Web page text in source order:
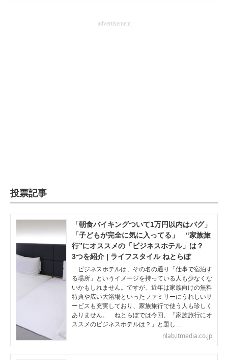
advertisement
投票記事
「朝食バイキングついて1万円以内はバグ」
「子どもが完全に気に入ってる」 “家族旅
行”にオススメの「ビジネスホテル」は？
3つを紹介 | ライフスタイル ねとらぼ
ビジネスホテルは、その名の通り「仕事で宿泊す
る場所」というイメージを持っている人も少なくな
いかもしれません。ですが、近年は家族向けの無料
特典や広い大浴場といったファミリーにうれしいサ
ービスも充実しており、家族旅行で使う人も珍しく
ありません。 ねとらぼでは今回、「家族旅行にオ
ススメのビジネスホテルは？」と題し…
nlab.itmedia.co.jp